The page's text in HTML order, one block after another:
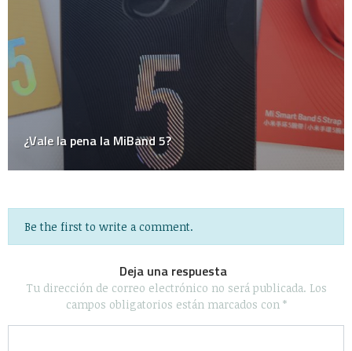
Be the first to write a comment.
Deja una respuesta
Tu dirección de correo electrónico no será publicada. Los
campos obligatorios están marcados con *